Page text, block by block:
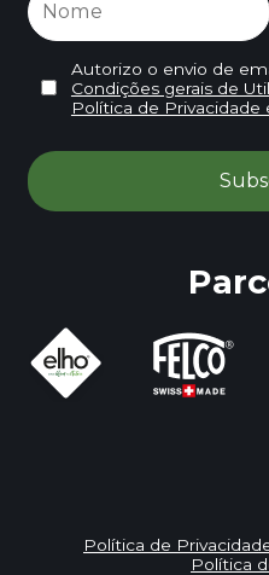
Autorizo o envio de
Condições gerais de
Política de
Política de
Política